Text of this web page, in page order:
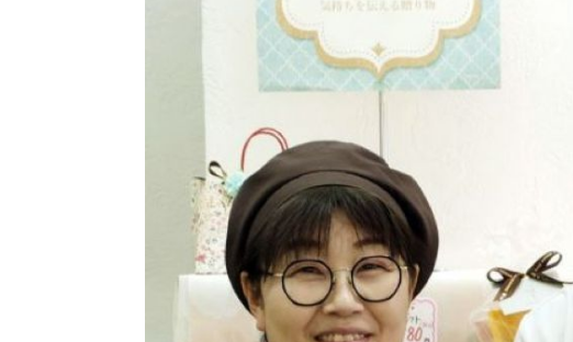
パートナーメディア Sitakkeパートナー
閉じる